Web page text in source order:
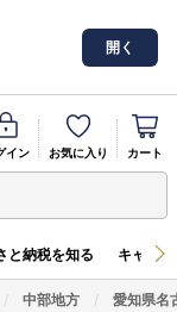
開く
イン お気に入り カート
と納税を知る キャン
中部地方 愛知県名